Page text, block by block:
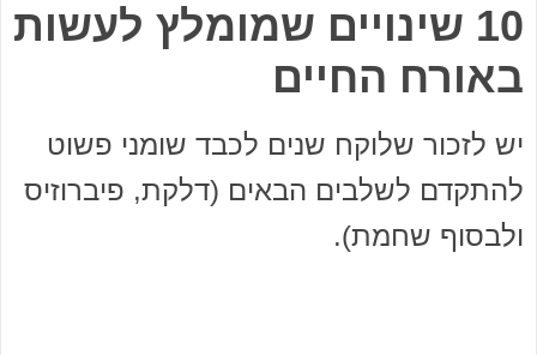
10 שינויים שמומלץ לעשות
באורח החיים
יש לזכור שלוקח שנים לכבד שומני פשוט
להתקדם לשלבים הבאים (דלקת, פיברוזיס
ולבסוף שחמת).